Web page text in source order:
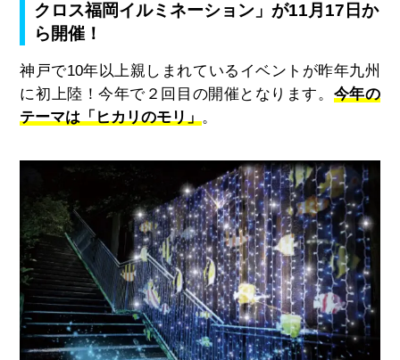
クロス福岡イルミネーション」が11月17日か
ら開催！
神戸で10年以上親しまれているイベントが昨年九州
に初上陸！今年で２回目の開催となります。 今年の
テーマは「ヒカリのモリ」。